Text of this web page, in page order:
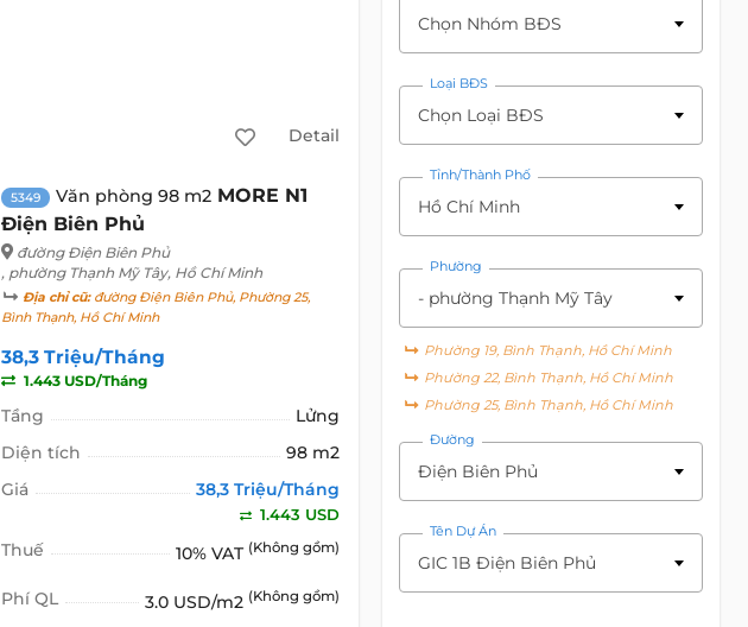
Detail
5349 Văn phòng 98 m2 MORE N1
Điện Biên Phủ
đường Điện Biên Phủ
, phường Thạnh Mỹ Tây, Hồ Chí Minh
Địa chỉ cũ:đường Điện Biên Phủ, Phường 25,
Bình Thạnh, Hồ Chí Minh
38,3 Triệu/Tháng
1.443 USD/Tháng
Tầng
Lửng
Diện tích
98 m2
Giá
38,3 Triệu/Tháng
1.443 USD
Thuế 10% VAT (Không gồm)
Phí QL 3.0 USD/m2 (Không gồm)
Chọn Nhóm BĐS
Loại BĐS
Chọn Loại BĐS
Tỉnh/Thành Phố
Hồ Chí Minh
Phường
- phường Thạnh Mỹ Tây
Phường 19, Bình Thạnh, Hồ Chí Minh
Phường 22, Bình Thạnh, Hồ Chí Minh
Phường 25, Bình Thạnh, Hồ Chí Minh
Đường
Điện Biên Phủ
Tên Dự Án
GIC 1B Điện Biên Phủ